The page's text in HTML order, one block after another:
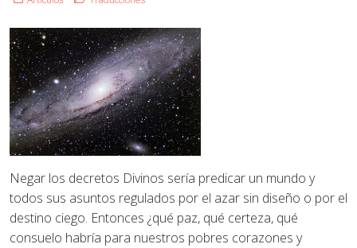
Negar los decretos Divinos sería predicar un mundo y
todos sus asuntos regulados por el azar sin diseño o por el
destino ciego. Entonces ¿qué paz, qué certeza, qué
consuelo habría para nuestros pobres corazones y